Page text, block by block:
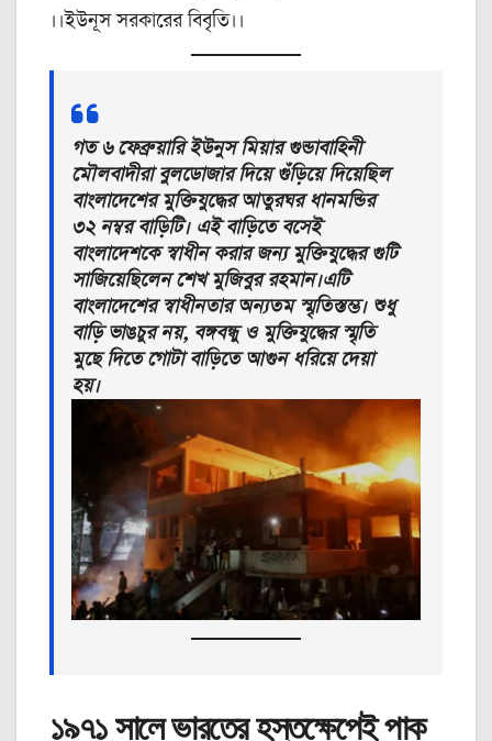
।।ইউনূস সরকারের বিবৃতি।।
গত ৬ ফেব্রুয়ারি ইউনুস মিয়ার গুন্ডাবাহিনী
মৌলবাদীরা বুলডোজার দিয়ে গুঁড়িয়ে দিয়েছিল
বাংলাদেশের মুক্তিযুদ্ধের আতুরঘর ধানমন্ডির
৩২ নম্বর বাড়িটি। এই বাড়িতে বসেই
বাংলাদেশকে স্বাধীন করার জন্য মুক্তিযুদ্ধের গুটি
সাজিয়েছিলেন শেখ মুজিবুর রহমান।এটি
বাংলাদেশের স্বাধীনতার অন্যতম স্মৃতিস্তম্ভ। শুধু
বাড়ি ভাঙচুর নয়, বঙ্গবন্ধু ও মুক্তিযুদ্ধের স্মৃতি
মুছে দিতে গোটা বাড়িতে আগুন ধরিয়ে দেয়া
হয়।
১৯৭১ সালে ভারতের হস্তক্ষেপেই পাক